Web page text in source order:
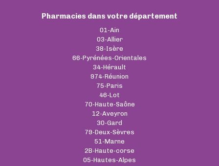
Pharmacies dans votre département
01-Ain
03-Allier
38-Isère
66-Pyrénées-Orientales
34-Hérault
974-Réunion
75-Paris
46-Lot
70-Haute-Saône
12-Aveyron
30-Gard
79-Deux-Sèvres
51-Marne
2B-Haute-corse
05-Hautes-Alpes